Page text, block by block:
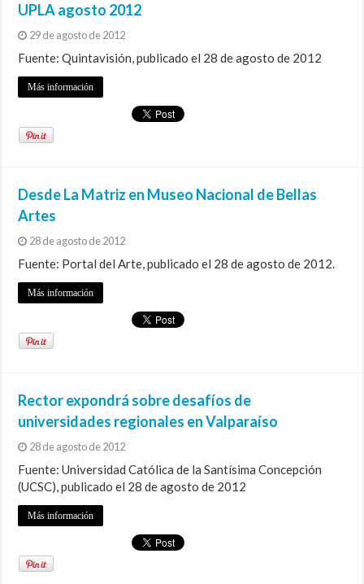
UPLA agosto 2012
29 de agosto de 2012
Fuente: Quintavisión, publicado el 28 de agosto de 2012
Más información
Desde La Matriz en Museo Nacional de Bellas
Artes
28 de agosto de 2012
Fuente: Portal del Arte, publicado el 28 de agosto de 2012.
Más información
Rector expondrá sobre desafíos de
universidades regionales en Valparaíso
28 de agosto de 2012
Fuente: Universidad Católica de la Santísima Concepción
(UCSC), publicado el 28 de agosto de 2012
Más información